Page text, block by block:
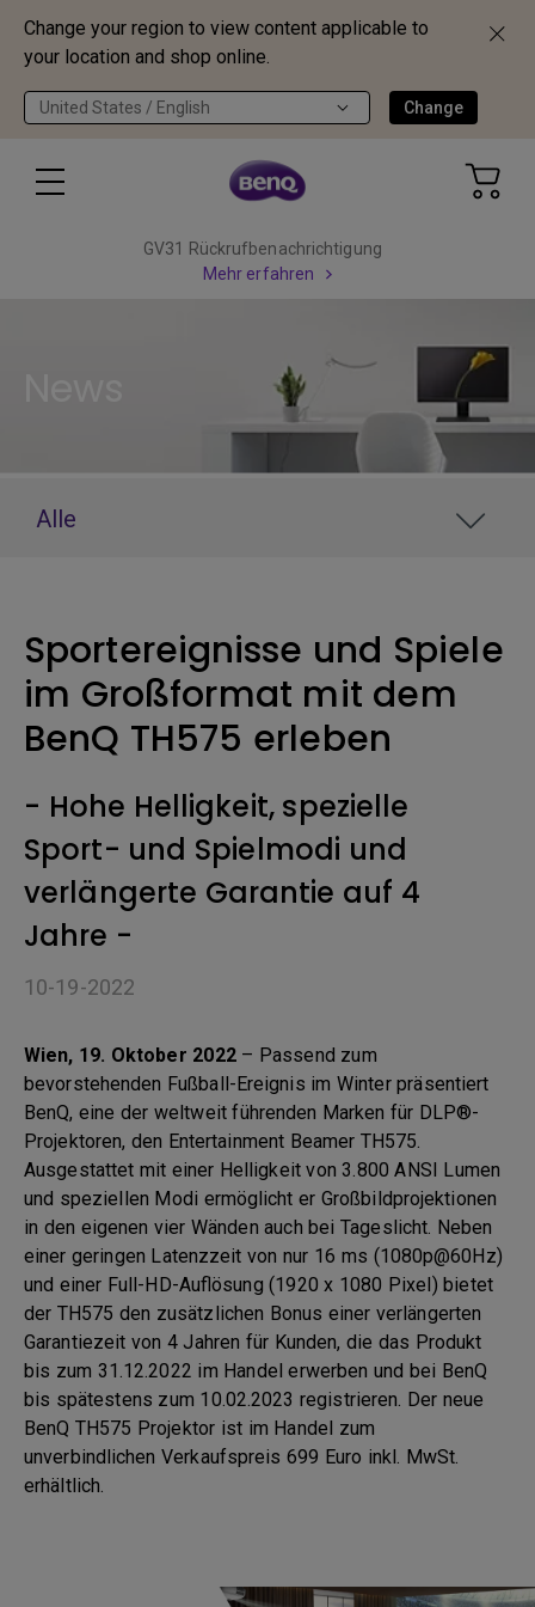
Change your region to view content applicable to
your location and shop online.
United States / English Change
GV31 Rückrufbenachrichtigung
Mehr erfahren
Alle
Sportereignisse und Spiele
im Großformat mit dem
BenQ TH575 erleben
- Hohe Helligkeit, spezielle
Sport- und Spielmodi und
verlängerte Garantie auf 4
Jahre -
10-19-2022
Wien, 19. Oktober 2022 – Passend zum
bevorstehenden Fußball-Ereignis im Winter präsentiert
BenQ, eine der weltweit führenden Marken für DLP®-
Projektoren, den Entertainment Beamer TH575.
Ausgestattet mit einer Helligkeit von 3.800 ANSI Lumen
und speziellen Modi ermöglicht er Großbildprojektionen
in den eigenen vier Wänden auch bei Tageslicht. Neben
einer geringen Latenzzeit von nur 16 ms (1080p@60Hz)
und einer Full-HD-Auflösung (1920 x 1080 Pixel) bietet
der TH575 den zusätzlichen Bonus einer verlängerten
Garantiezeit von 4 Jahren für Kunden, die das Produkt
bis zum 31.12.2022 im Handel erwerben und bei BenQ
bis spätestens zum 10.02.2023 registrieren. Der neue
BenQ TH575 Projektor ist im Handel zum
unverbindlichen Verkaufspreis 699 Euro inkl. MwSt.
erhältlich.